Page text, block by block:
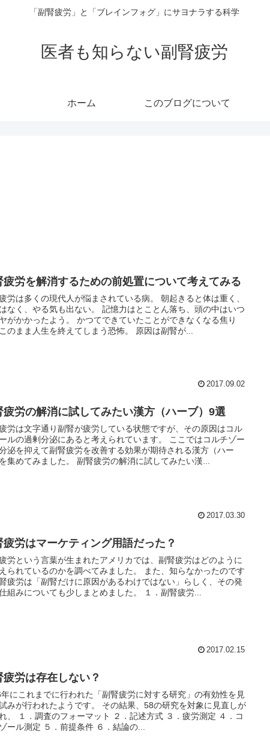
「副腎疲労」と「ブレインフォグ」にサヨナラする科学
医者も知らない副腎疲労
ホーム このブログについて
疲労を解消するための前処置について考えてみる
労は多くの現代人が悩まされている病。 朝起きると体は重く、
なく、やる気も出ない。 記憶力はとことん落ち、頭の中はいつ
がかかったよう。 かつてできていたことができなくなる焦り
のまま人生を終えてしまう恐怖。 原因は副腎が...
2017.09.02
疲労の解消に試してみたい漢方（ハーブ）9選
労は文字通り副腎が疲労している状態ですが、その原因はコル
ルの過剰分泌にあると考えられています。 ここではコルチゾー
泌を抑えて副腎疲労を改善する効果が期待される漢方（ハー
集めてみました。 副腎疲労の解消に試してみたい漢...
2017.03.30
疲労はマーケティング用語だった？
労という言葉が生まれたアメリカでは、副腎疲労はどのように
られているのかを調べてみました。 また、知らなかったのです
疲労は「副腎だけに原因があるわけではない」らしく、その発
組みについても少しまとめました。 １．副腎疲労...
2017.02.15
疲労は存在しない？
にこれまでに行われた「副腎疲労に対する研究」の有効性を見
みが行われたようです。 その結果、58の研究を対象に見直しが
、 １．調査のフォーマット ２．記述方式 ３．疲労測定 ４．コ
ール測定 ５．前提条件 ６．結論の...